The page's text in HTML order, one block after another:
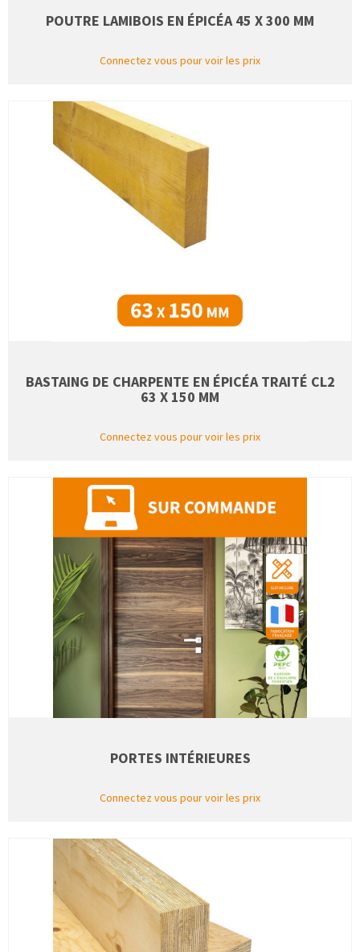
POUTRE LAMIBOIS EN ÉPICÉA 45 X 300 MM
Connectez vous pour voir les prix
BASTAING DE CHARPENTE EN ÉPICÉA TRAITÉ CL2
63 X 150 MM
Connectez vous pour voir les prix
PORTES INTÉRIEURES
Connectez vous pour voir les prix